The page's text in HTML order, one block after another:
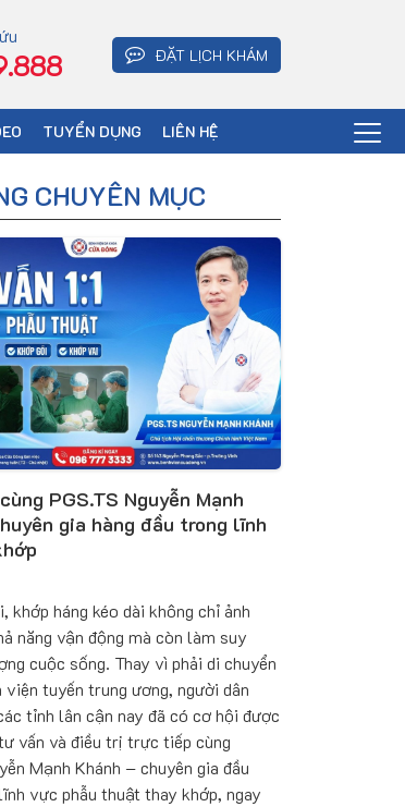
ĐẶT LỊCH KHÁM
TUYỂN DỤNG LIÊN HỆ
CHUYÊN MỤC
PGS.TS Nguyễn Mạnh
gia hàng đầu trong lĩnh
khớp háng kéo dài không chỉ ảnh
năng vận động mà còn làm suy
cuộc sống. Thay vì phải di chuyển
viện tuyến trung ương, người dân
tỉnh lân cận nay đã có cơ hội được
vấn và điều trị trực tiếp cùng
Mạnh Khánh – chuyên gia đầu
vực phẫu thuật thay khớp, ngay